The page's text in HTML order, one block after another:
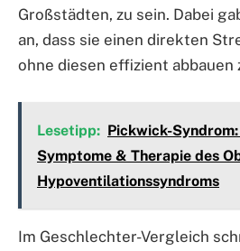
Großstädten, zu sein. Dabei
an, dass sie einen direkten
ohne diesen effizient abbauen
Lesetipp: Pickwick-
Symptome & Therapie des
Hypoventilationssyndroms
Im Geschlechter-Vergleich